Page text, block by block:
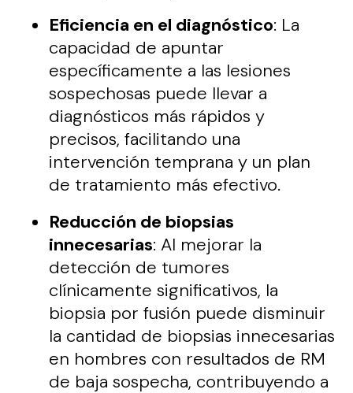
Eficiencia en el diagnóstico: La
capacidad de apuntar
específicamente a las lesiones
sospechosas puede llevar a
diagnósticos más rápidos y
precisos, facilitando una
intervención temprana y un plan
de tratamiento más efectivo.
Reducción de biopsias
innecesarias: Al mejorar la
detección de tumores
clínicamente significativos, la
biopsia por fusión puede disminuir
la cantidad de biopsias innecesarias
en hombres con resultados de RM
de baja sospecha, contribuyendo a